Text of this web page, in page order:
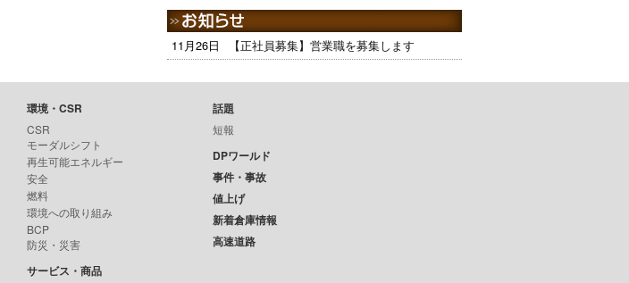
11月26日 【正社員募集】営業職を募集します
環境・CSR
CSR
モーダルシフト
再生可能エネルギー
安全
燃料
環境への取り組み
BCP
防災・災害
サービス・商品
話題
短報
DPワールド
事件・事故
値上げ
新着倉庫情報
高速道路